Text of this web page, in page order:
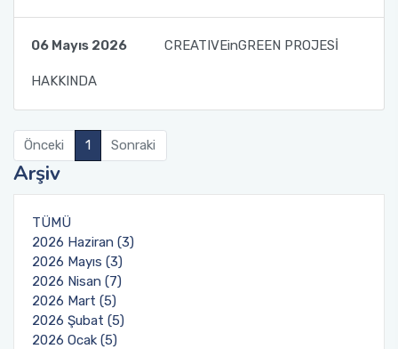
06 Mayıs 2026 CREATIVEinGREEN PROJESİ
HAKKINDA
Önceki 1 Sonraki
Arşiv
TÜMÜ
2026 Haziran (3)
2026 Mayıs (3)
2026 Nisan (7)
2026 Mart (5)
2026 Şubat (5)
2026 Ocak (5)
Danışma Kurulu
YÖKAK Akreditasyon ve Kalite Koordinasyon
Birimi
Birim İç Değerlendirme Raporu
Stratejik Plan (2024-2026)
Organizasyon Şeması